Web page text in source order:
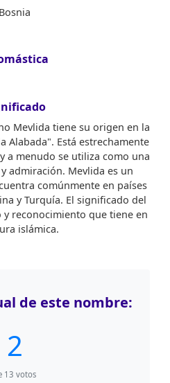
Bosnia
Mevlida tiene su origen en la
Alabada". Está estrechamente
a menudo se utiliza como una
admiración. Mevlida es un
comúnmente en países
y Turquía. El significado del
reconocimiento que tiene en
islámica.
de este nombre:
2
13 votos